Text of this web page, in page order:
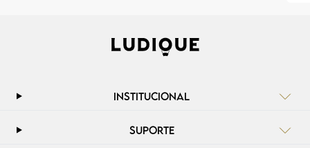
INSTITUCIONAL
SUPORTE